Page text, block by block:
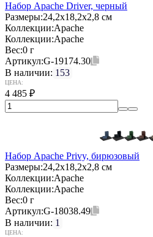
Набор Apache Driver, черный
Размеры:24,2х18,2х2,8 см
Коллекции:Apache
Коллекции:Apache
Вес:0 г
Артикул:G-19174.30
В наличии: 153
ЦЕНА:
4 485 ₽
Набор Apache Privy, бирюзовый
Размеры:24,2х18,2х2,8 см
Коллекции:Apache
Коллекции:Apache
Вес:0 г
Артикул:G-18038.49
В наличии: 1
ЦЕНА: